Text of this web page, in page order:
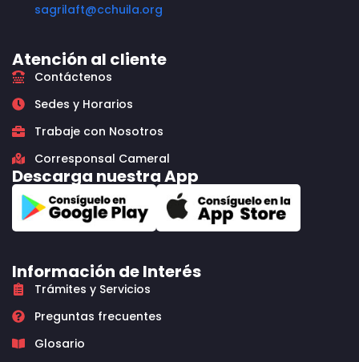
sagrilaft@cchuila.org
Atención al cliente
Contáctenos
Sedes y Horarios
Trabaje con Nosotros
Corresponsal Cameral
Descarga nuestra App
Información de Interés
Trámites y Servicios
Preguntas frecuentes
Glosario